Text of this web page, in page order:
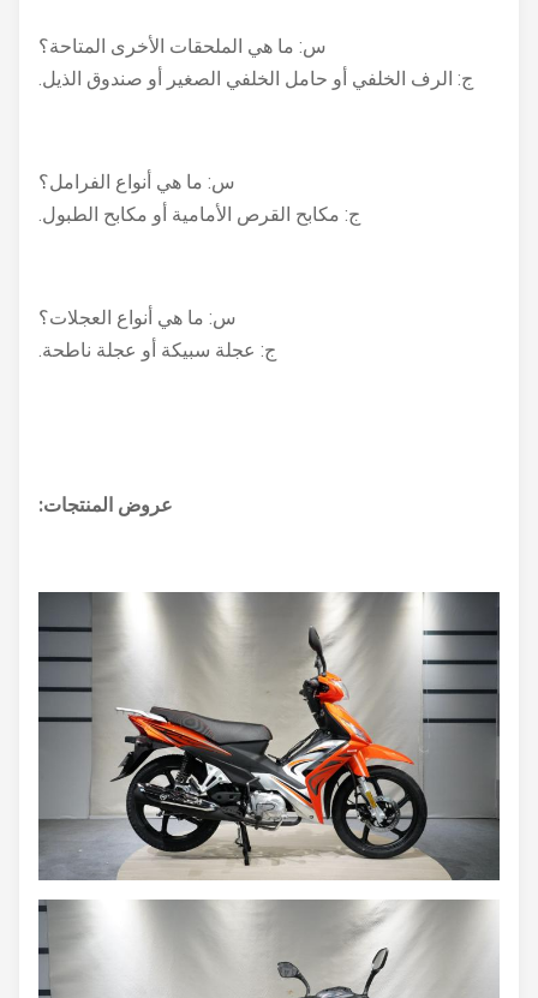
س: ما هي الملحقات الأخرى المتاحة؟
ج: الرف الخلفي أو حامل الخلفي الصغير أو صندوق الذيل.
س: ما هي أنواع الفرامل؟
ج: مكابح القرص الأمامية أو مكابح الطبول.
س: ما هي أنواع العجلات؟
ج: عجلة سبيكة أو عجلة ناطحة.
عروض المنتجات: